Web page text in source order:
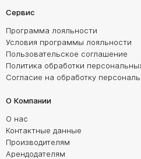
Сервис
Программа лояльности
Условия программы лояльности
Пользовательское соглашение
Политика обработки
Согласие на обработку
О Компании
О нас
Контактные данные
Производителям
Арендодателям